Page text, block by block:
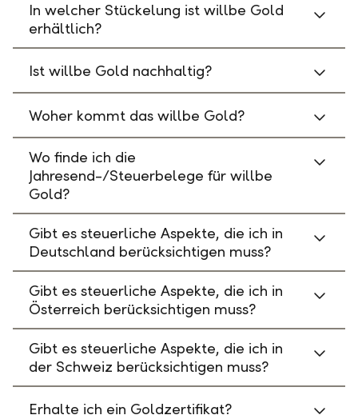
In welcher Stückelung ist willbe Gold
erhältlich?
Ist willbe Gold nachhaltig?
Woher kommt das willbe Gold?
Wo finde ich die
Jahresend-/Steuerbelege für willbe
Gold?
Gibt es steuerliche Aspekte, die ich in
Deutschland berücksichtigen muss?
Gibt es steuerliche Aspekte, die ich in
Österreich berücksichtigen muss?
Gibt es steuerliche Aspekte, die ich in
der Schweiz berücksichtigen muss?
Erhalte ich ein Goldzertifikat?